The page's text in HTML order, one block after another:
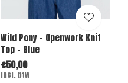
Wild Pony - Openwork Knit
Top - Blue
€50,00
Incl. btw